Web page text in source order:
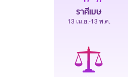
ราศีเมษ
13 เม.ย.-13 พ.ค.